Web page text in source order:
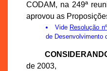
CODAM, na 249ª
aprovou as
Vide Resolução
de Desenvolvimento
de 2003,